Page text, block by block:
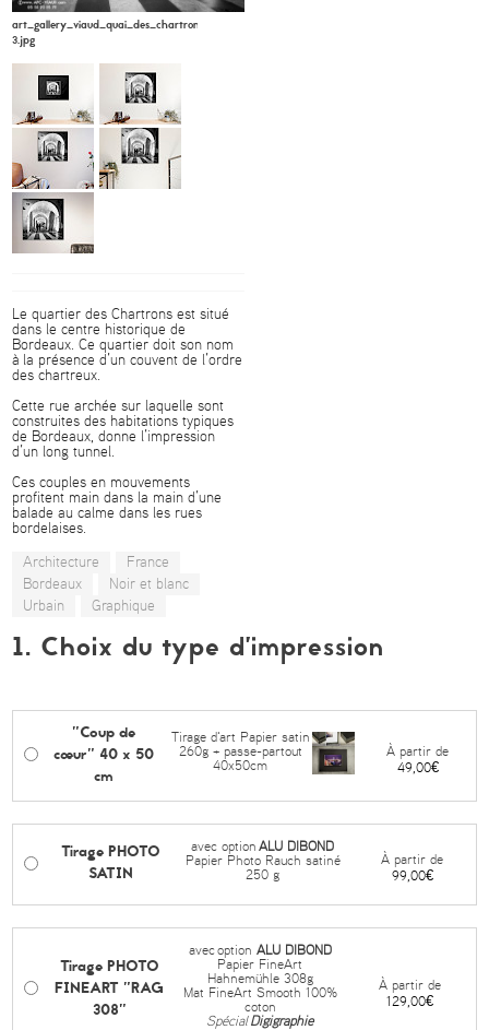
art_gallery_viaud_quai_des_chartrons_apc_viaud6-
3.jpg
Le quartier des Chartrons est situé
dans le centre historique de
Bordeaux. Ce quartier doit son nom
à la présence d’un couvent de l’ordre
des chartreux.
Cette rue archée sur laquelle sont
construites des habitations typiques
de Bordeaux, donne l’impression
d’un long tunnel.
Ces couples en mouvements
profitent main dans la main d’une
balade au calme dans les rues
bordelaises.
Architecture
France
Bordeaux
Noir et blanc
Urbain
Graphique
1. Choix du type d’impression
"Coup de
cœur" 40 x 50
cm
Tirage d'art Papier satin
260g + passe-partout
40x50cm
À partir de
49,00€
Tirage PHOTO
SATIN
avec optionALU DIBOND
Papier Photo Rauch satiné
250 g
À partir de
99,00€
Tirage PHOTO
FINEART "RAG
308"
avecoption ALU DIBOND
Papier FineArt
Hahnemühle 308g
Mat FineArt Smooth 100%
coton
SpécialDigigraphie
À partir de
129,00€